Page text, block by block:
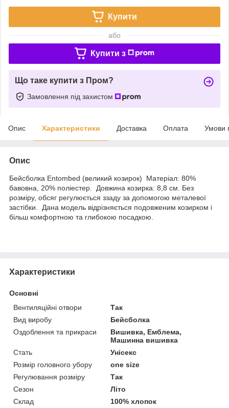
Купити
або
Купити з
Що таке купити з Пром?
Замовлення під захистом
Опис Характеристики Доставка Оплата Умови
Опис
Бейсболка Entombed (великий козирок) Матеріал: 80%
бавовна, 20% поліестер. Довжина козирка: 8,8 см. Без
розміру, обсяг регулюється ззаду за допомогою металевої
застібки. Дана модель відрізняється подовженим козирком і
більш комфортною та глибокою посадкою.
Характеристики
Основні
Вентиляційні отвори
Так
Вид виробу
Бейсболка
Оздоблення та прикраси
Вишивка, Емблема,
Машинна вишивка
Стать
Унісекс
Розмір головного убору
one size
Регулювання розміру
Так
Сезон
Літо
Склад
100% хлопок